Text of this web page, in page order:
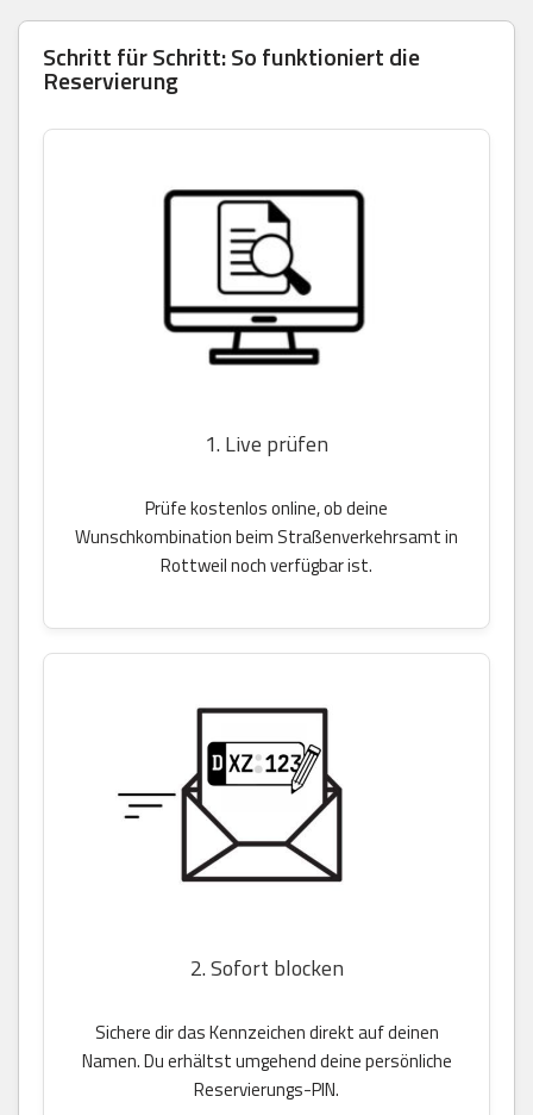
Schritt für Schritt: So funktioniert die
Reservierung
1. Live prüfen
Prüfe kostenlos online, ob deine
Wunschkombination beim Straßenverkehrsamt in
Rottweil noch verfügbar ist.
2. Sofort blocken
Sichere dir das Kennzeichen direkt auf deinen
Namen. Du erhältst umgehend deine persönliche
Reservierungs-PIN.